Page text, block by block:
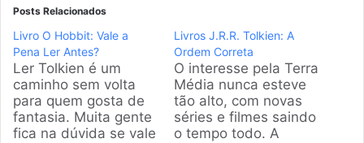
Posts Relacionados
Livro O Hobbit: Vale a
Pena Ler Antes?
Ler Tolkien é um
caminho sem volta
para quem gosta de
fantasia. Muita gente
fica na dúvida se vale
Livros J.R.R. Tolkien: A
Ordem Correta
O interesse pela Terra
Média nunca esteve
tão alto, com novas
séries e filmes saindo
o tempo todo. A